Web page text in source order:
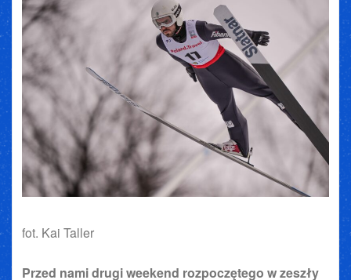
fot. Kai Taller
Przed nami drugi weekend rozpoczętego w zeszły